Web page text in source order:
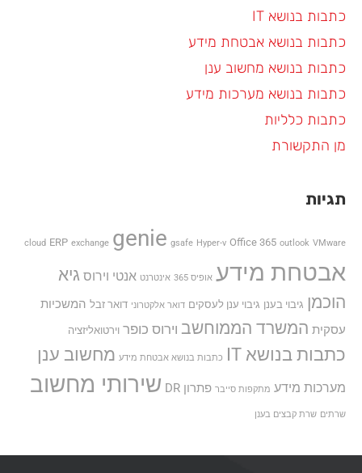
כתבות בנושא IT
כתבות בנושא אבטחת מידע
כתבות בנושא מחשוב ענן
כתבות בנושא מערכות מידע
כתבות כלליות
מן התקשורת
תגיות
cloud ERP exchange genie gsafe Hyper-v Office 365 outlook VMware
אבטחת מידע אופיס 365 אינטרנט אנטי וירוס גיא
הוכמן גיבוי בענן גיבוי ענן לעסקים דואר אלקטרוני דואר זבל המשכיות
עסקית המשרד הממוחשב וירוס כופר וירטואליזציה
כתבות בנושא IT כתבות בנושא אבטחת מידע מחשוב ענן
מערכות מידע מתקפות סייבר פתרון DR שירותי מחשוב
שרתים שרת קבצים בענן